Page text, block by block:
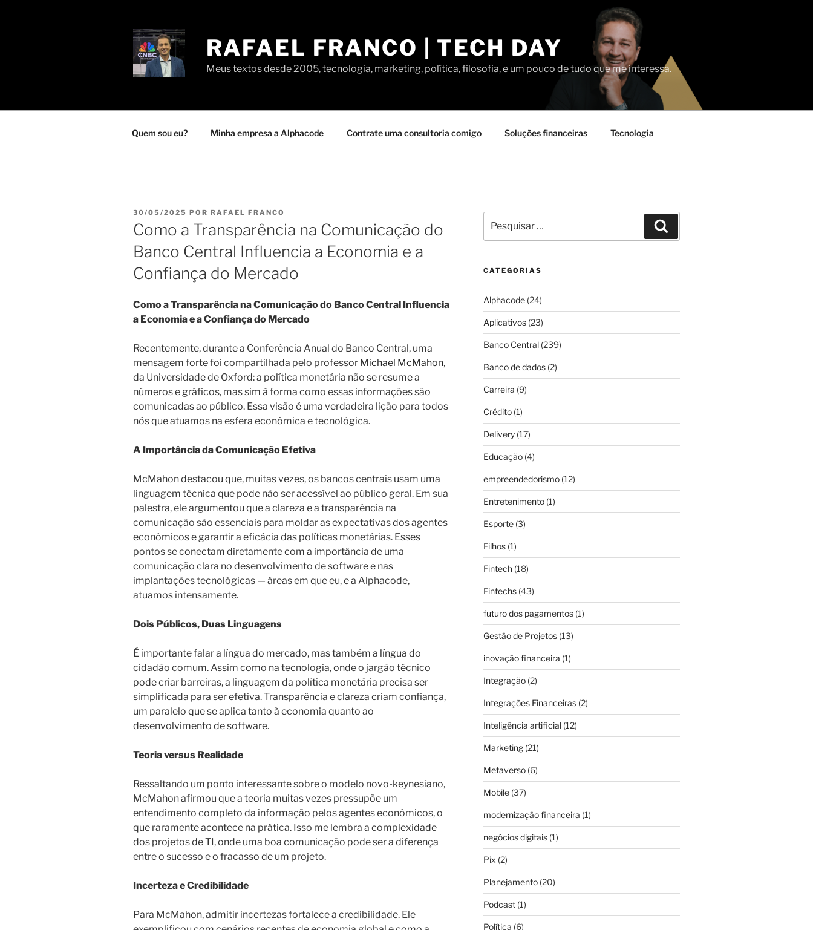
RAFAEL FRANCO | TECH DAY
Meus textos desde 2005, tecnologia, marketing, política, filosofia, e um pouco de tudo que me interessa.
Quem sou eu? Minha empresa a Alphacode Contrate uma consultoria comigo Soluções financeiras Tecnologia
PUBLICADO
EM
30/05/2025 POR RAFAEL FRANCO
Como a Transparência na Comunicação do
Banco Central Influencia a Economia e a
Confiança do Mercado
Como a Transparência na Comunicação do Banco Central Influencia
a Economia e a Confiança do Mercado
Recentemente, durante a Conferência Anual do Banco Central, uma
mensagem forte foi compartilhada pelo professor Michael McMahon,
da Universidade de Oxford: a política monetária não se resume a
números e gráficos, mas sim à forma como essas informações são
comunicadas ao público. Essa visão é uma verdadeira lição para todos
nós que atuamos na esfera econômica e tecnológica.
A Importância da Comunicação Efetiva
McMahon destacou que, muitas vezes, os bancos centrais usam uma
linguagem técnica que pode não ser acessível ao público geral. Em sua
palestra, ele argumentou que a clareza e a transparência na
comunicação são essenciais para moldar as expectativas dos agentes
econômicos e garantir a eficácia das políticas monetárias. Esses
pontos se conectam diretamente com a importância de uma
comunicação clara no desenvolvimento de software e nas
implantações tecnológicas — áreas em que eu, e a Alphacode,
atuamos intensamente.
Dois Públicos, Duas Linguagens
É importante falar a língua do mercado, mas também a língua do
cidadão comum. Assim como na tecnologia, onde o jargão técnico
pode criar barreiras, a linguagem da política monetária precisa ser
simplificada para ser efetiva. Transparência e clareza criam confiança,
um paralelo que se aplica tanto à economia quanto ao
desenvolvimento de software.
Teoria versus Realidade
Ressaltando um ponto interessante sobre o modelo novo-keynesiano,
McMahon afirmou que a teoria muitas vezes pressupõe um
entendimento completo da informação pelos agentes econômicos, o
que raramente acontece na prática. Isso me lembra a complexidade
dos projetos de TI, onde uma boa comunicação pode ser a diferença
entre o sucesso e o fracasso de um projeto.
Incerteza e Credibilidade
Para McMahon, admitir incertezas fortalece a credibilidade. Ele
por:
CATEGORIAS
Alphacode(24)
Aplicativos(23)
Banco Central(239)
Banco de dados(2)
Carreira (9)
Crédito(1)
Delivery(17)
Educação(4)
empreendedorismo(12)
Entretenimento(1)
Esporte(3)
Filhos(1)
Fintech(18)
Fintechs(43)
futuro dos pagamentos(1)
Gestão de Projetos(13)
inovação financeira (1)
Integração(2)
Integrações Financeiras(2)
Inteligência artificial(12)
Marketing(21)
Metaverso(6)
Mobile(37)
modernização financeira (1)
negócios digitais(1)
Pix (2)
Planejamento(20)
Podcast(1)
Política (6)